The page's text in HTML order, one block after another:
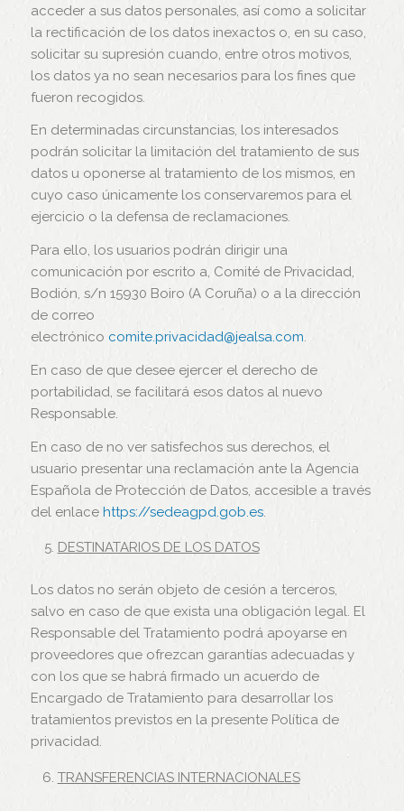
acceder a sus datos personales, así como a solicitar
la rectificación de los datos inexactos o, en su caso,
solicitar su supresión cuando, entre otros motivos,
los datos ya no sean necesarios para los fines que
fueron recogidos.
En determinadas circunstancias, los interesados
podrán solicitar la limitación del tratamiento de sus
datos u oponerse al tratamiento de los mismos, en
cuyo caso únicamente los conservaremos para el
ejercicio o la defensa de reclamaciones.
Para ello, los usuarios podrán dirigir una
comunicación por escrito a, Comité de Privacidad,
Bodión, s/n 15930 Boiro (A Coruña) o a la dirección
de correo
electrónico comite.privacidad@jealsa.com.
En caso de que desee ejercer el derecho de
portabilidad, se facilitará esos datos al nuevo
Responsable.
En caso de no ver satisfechos sus derechos, el
usuario presentar una reclamación ante la Agencia
Española de Protección de Datos, accesible a través
del enlace https://sedeagpd.gob.es.
DESTINATARIOS DE LOS DATOS
Los datos no serán objeto de cesión a terceros,
salvo en caso de que exista una obligación legal. El
Responsable del Tratamiento podrá apoyarse en
proveedores que ofrezcan garantías adecuadas y
con los que se habrá firmado un acuerdo de
Encargado de Tratamiento para desarrollar los
tratamientos previstos en la presente Política de
privacidad.
TRANSFERENCIAS INTERNACIONALES